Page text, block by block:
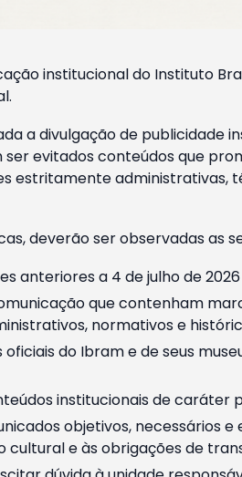
institucional do Instituto
a divulgação de publicidade
evitados conteúdos que
estritamente administrativas,
deverão ser observadas as
anteriores a 4 de julho de
que contenham
normativos e
do Ibram e de seus
institucionais de caráter
objetivos, necessários
e às obrigações de